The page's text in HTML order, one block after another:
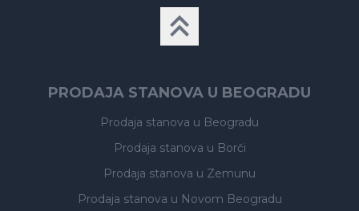
PRODAJA STANOVA U BEOGRADU
Prodaja stanova u Beogradu
Prodaja stanova u Borči
Prodaja stanova u Zemunu
Prodaja stanova u Novom Beogradu